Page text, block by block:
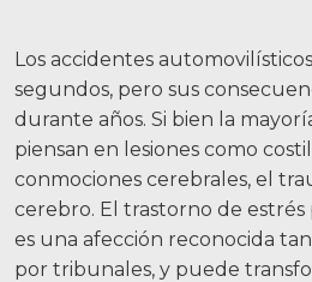
Los accidentes
segundos, pero sus
durante años. Si bien la
piensan en lesiones como
conmociones cerebrales, el
cerebro. El trastorno de estrés
es una afección reconocida
por tribunales, y puede